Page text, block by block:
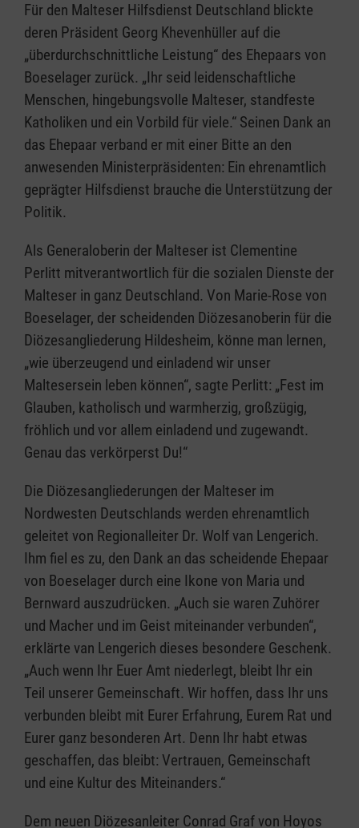
Für den Malteser Hilfsdienst Deutschland blickte
deren Präsident Georg Khevenhüller auf die
„überdurchschnittliche Leistung“ des Ehepaars von
Boeselager zurück. „Ihr seid leidenschaftliche
Menschen, hingebungsvolle Malteser, standfeste
Katholiken und ein Vorbild für viele.“ Seinen Dank an
das Ehepaar verband er mit einer Bitte an den
anwesenden Ministerpräsidenten: Ein ehrenamtlich
geprägter Hilfsdienst brauche die Unterstützung der
Politik.
Als Generaloberin der Malteser ist Clementine
Perlitt mitverantwortlich für die sozialen Dienste der
Malteser in ganz Deutschland. Von Marie-Rose von
Boeselager, der scheidenden Diözesanoberin für die
Diözesangliederung Hildesheim, könne man lernen,
„wie überzeugend und einladend wir unser
Maltesersein leben können“, sagte Perlitt: „Fest im
Glauben, katholisch und warmherzig, großzügig,
fröhlich und vor allem einladend und zugewandt.
Genau das verkörperst Du!“
Die Diözesangliederungen der Malteser im
Nordwesten Deutschlands werden ehrenamtlich
geleitet von Regionalleiter Dr. Wolf van Lengerich.
Ihm fiel es zu, den Dank an das scheidende Ehepaar
von Boeselager durch eine Ikone von Maria und
Bernward auszudrücken. „Auch sie waren Zuhörer
und Macher und im Geist miteinander verbunden“,
erklärte van Lengerich dieses besondere Geschenk.
„Auch wenn Ihr Euer Amt niederlegt, bleibt Ihr ein
Teil unserer Gemeinschaft. Wir hoffen, dass Ihr uns
verbunden bleibt mit Eurer Erfahrung, Eurem Rat und
Eurer ganz besonderen Art. Denn Ihr habt etwas
geschaffen, das bleibt: Vertrauen, Gemeinschaft
und eine Kultur des Miteinanders.“
Dem neuen Diözesanleiter Conrad Graf von Hoyos